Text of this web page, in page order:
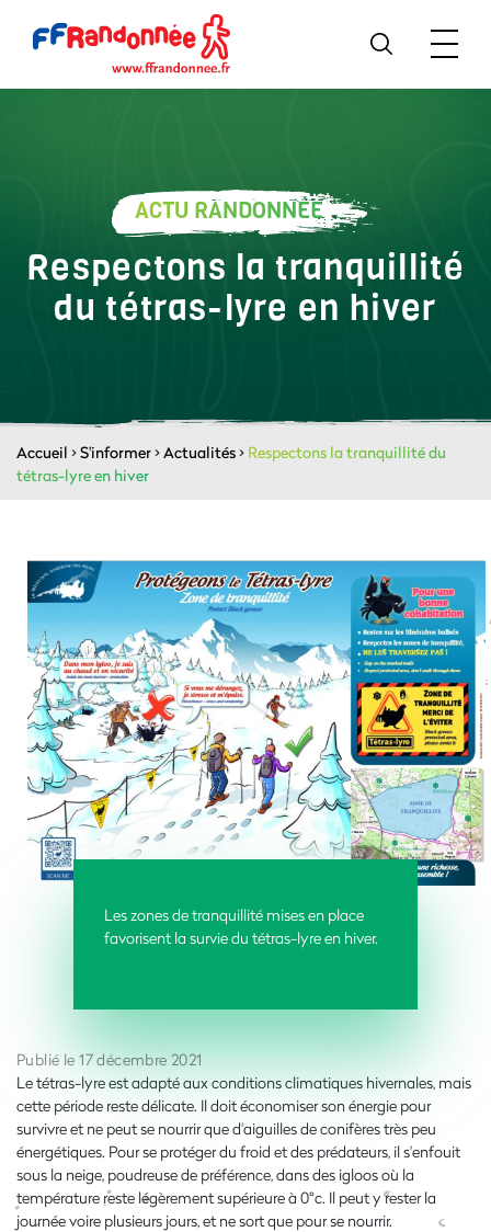
ACTU RANDONNÉE
Respectons la tranquillité
du tétras-lyre en hiver
Accueil >S'informer>Actualités> Respectons la tranquillité du
tétras-lyre en hiver
Les zones de tranquillité mises en place
favorisent la survie du tétras-lyre en hiver.
Publié le 17 décembre 2021
Le tétras-lyre est adapté aux conditions climatiques hivernales, mais
cette période reste délicate. Il doit économiser son énergie pour
survivre et ne peut se nourrir que d'aiguilles de conifères très peu
énergétiques. Pour se protéger du froid et des prédateurs, il s'enfouit
sous la neige, poudreuse de préférence, dans des igloos où la
température reste légèrement supérieure à 0°c. Il peut y rester la
journée voire plusieurs jours, et ne sort que pour se nourrir.